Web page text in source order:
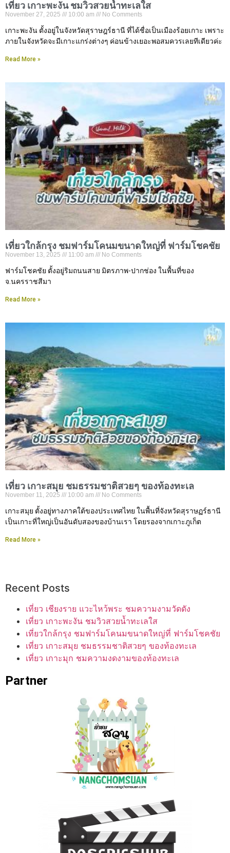
เที่ยว เกาะพะงัน ชมวิวสวยน้ำทะเลใส
November 27, 2025 10:00 am No Comments
เกาะพะงัน ตั้งอยู่ในจังหวัดสุราษฎร์ธานี ที่ได้ชื่อเป็นเมืองร้อยเกาะ เพราะ
ภายในจังหวัดจะมีเกาะแกร่งต่างๆ ค่อนข้างเยอะพอสมควรเลยทีเดียวค่ะ
Read More »
เที่ยวใกล้กรุง ชมฟาร์มโคนมขนาดใหญ่ที่ ฟาร์มโชคชัย
November 13, 2025 11:00 am No Comments
ฟาร์มโชคชัย ตั้งอยู่ริมถนนสาย มิตรภาพ-ปากช่อง ในพื้นที่ของ
จ.นครราชสีมา
Read More »
เที่ยว เกาะสมุย ชมธรรมชาติสวยๆ ของท้องทะเล
November 11, 2025 10:00 am No Comments
เกาะสมุย ตั้งอยู่ทางภาคใต้ของประเทศไทย ในพื้นที่จังหวัดสุราษฏร์ธานี
เป็นเกาะที่ใหญ่เป็นอันดับสองของบ้านเรา โดยรองจากเกาะภูเก็ต
Read More »
Recent Posts
เที่ยว เชียงราย แวะไหว้พระ ชมความงามวัดดัง
เที่ยว เกาะพะงัน ชมวิวสวยน้ำทะเลใส
เที่ยวใกล้กรุง ชมฟาร์มโคนมขนาดใหญ่ที่ ฟาร์มโชคชัย
เที่ยว เกาะสมุย ชมธรรมชาติสวยๆ ของท้องทะเล
เที่ยว เกาะมุก ชมความงดงามของท้องทะเล
Partner